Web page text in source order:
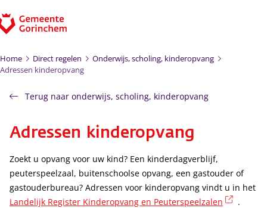
Home Direct regelen
Onderwijs, scholing, kinderopvang
Adressen kinderopvang
Terug naar onderwijs, scholing, kinderopvang
Adressen kinderopvang
Zoekt u opvang voor uw kind? Een kinderdagverblijf,
peuterspeelzaal, buitenschoolse opvang, een gastouder of
gastouderbureau? Adressen voor kinderopvang vindt u in het
Landelijk Register Kinderopvang en Peuterspeelzalen
.